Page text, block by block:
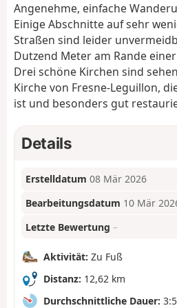
Angenehme, einfache
Einige Abschnitte auf sehr
Straßen sind leider
Dutzend Meter am Rande
Drei schöne Kirchen sind
Kirche von Fresne-Leguillon,
ist und besonders gut
Details
Erstelldatum 08 Mär 2026
Bearbeitungsdatum 10 Mär
Letzte Bewertung –
Aktivität: Zu Fuß
Distanz: 12,62 km
Durchschnittliche Dauer: